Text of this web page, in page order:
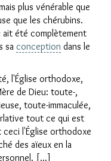
plus vénérable que
que les chérubins.
ait été complètement
sa conception dans le
l'Église orthodoxe,
de Dieu: toute-,
toute-immaculée,
tout ce qui est
l'Église orthodoxe
des aïeux en la
[...]